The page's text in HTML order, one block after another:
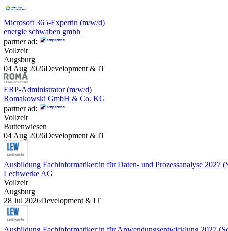
Microsoft 365-Expertin (m/w/d)
energie schwaben gmbh
partner ad:
Vollzeit
Augsburg
04 Aug 2026Development & IT
ERP-Administrator (m/w/d)
Romakowski GmbH & Co. KG
partner ad:
Vollzeit
Buttenwiesen
04 Aug 2026Development & IT
Ausbildung Fachinformatiker:in für Daten- und Prozessanalyse 2027
Lechwerke AG
Vollzeit
Augsburg
28 Jul 2026Development & IT